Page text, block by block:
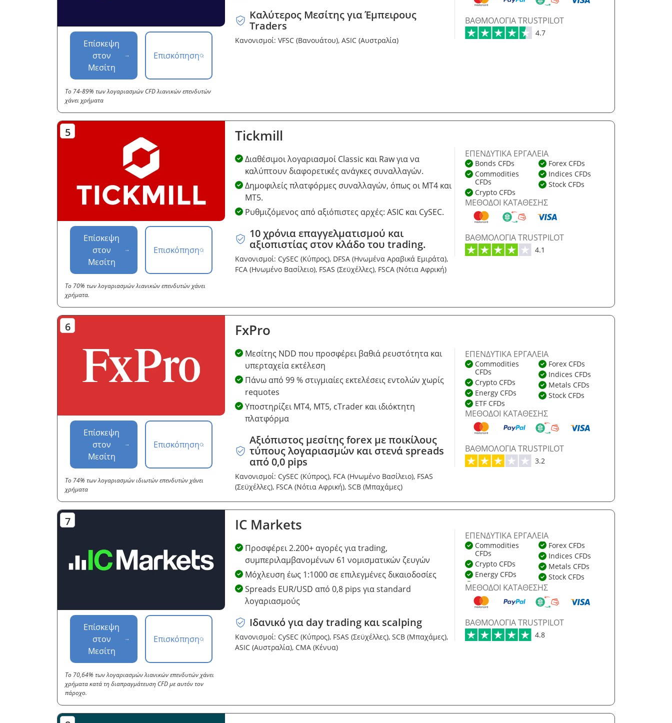
Επίσκεψη
στον
Μεσίτη
Επισκόπηση
Το 74-89% των λογαριασμών CFD λιανικών επενδυτών
χάνει χρήματα
Καλύτερος Μεσίτης για Έμπειρους
Traders
Κανονισμοί: VFSC (Βανουάτου), ASIC (Αυστραλία)
ΒΑΘΜΟΛΟΓΊΑ TRUSTPILOT
4.7
Επίσκεψη
στον
Μεσίτη
Επισκόπηση
Το 70% των λογαριασμών λιανικών επενδυτών χάνει
χρήματα.
Tickmill
Διαθέσιμοι λογαριασμοί Classic και Raw για να
καλύπτουν διαφορετικές ανάγκες συναλλαγών.
Δημοφιλείς πλατφόρμες συναλλαγών, όπως οι MT4 και
MT5.
Ρυθμιζόμενος από αξιόπιστες αρχές: ASIC και CySEC.
10 χρόνια επαγγελματισμού και
αξιοπιστίας στον κλάδο του trading.
Κανονισμοί: CySEC (Κύπρος), DFSA (Ηνωμένα Αραβικά Εμιράτα),
FCA (Ηνωμένο Βασίλειο), FSAS (Σεϋχέλλες), FSCA (Νότια Αφρική)
ΕΠΕΝΔΥΤΙΚΆ ΕΡΓΑΛΕΊΑ
Bonds CFDs
Commodities
CFDs
Crypto CFDs
Forex CFDs
Indices CFDs
Stock CFDs
ΜΈΘΟΔΟΙ ΚΑΤΆΘΕΣΗΣ
ΒΑΘΜΟΛΟΓΊΑ TRUSTPILOT
4.1
Επίσκεψη
στον
Μεσίτη
Επισκόπηση
Το 74% των λογαριασμών ιδιωτών επενδυτών χάνει
χρήματα
FxPro
Μεσίτης NDD που προσφέρει βαθιά ρευστότητα και
υπερταχεία εκτέλεση
Πάνω από 99 % στιγμιαίες εκτελέσεις εντολών χωρίς
requotes
Υποστηρίζει MT4, MT5, cTrader και ιδιόκτητη
πλατφόρμα
Αξιόπιστος μεσίτης forex με ποικίλους
τύπους λογαριασμών και στενά spreads
από 0,0 pips
Κανονισμοί: CySEC (Κύπρος), FCA (Ηνωμένο Βασίλειο), FSAS
(Σεϋχέλλες), FSCA (Νότια Αφρική), SCB (Μπαχάμες)
ΕΠΕΝΔΥΤΙΚΆ ΕΡΓΑΛΕΊΑ
Commodities
CFDs
Crypto CFDs
Energy CFDs
ETF CFDs
Forex CFDs
Indices CFDs
Metals CFDs
Stock CFDs
ΜΈΘΟΔΟΙ ΚΑΤΆΘΕΣΗΣ
ΒΑΘΜΟΛΟΓΊΑ TRUSTPILOT
3.2
Επίσκεψη
στον
Μεσίτη
Επισκόπηση
Το 70,64% των λογαριασμών λιανικών επενδυτών χάνει
χρήματα κατά τη διαπραγμάτευση CFD με αυτόν τον
πάροχο.
IC Markets
Προσφέρει 2.200+ αγορές για trading,
συμπεριλαμβανομένων 61 νομισματικών ζευγών
Μόχλευση έως 1:1000 σε επιλεγμένες δικαιοδοσίες
Spreads EUR/USD από 0,8 pips για standard
λογαριασμούς
Ιδανικό για day trading και scalping
Κανονισμοί: CySEC (Κύπρος), FSAS (Σεϋχέλλες), SCB (Μπαχάμες),
ASIC (Αυστραλία), CMA (Κένυα)
ΕΠΕΝΔΥΤΙΚΆ ΕΡΓΑΛΕΊΑ
Commodities
CFDs
Crypto CFDs
Energy CFDs
Forex CFDs
Indices CFDs
Metals CFDs
Stock CFDs
ΜΈΘΟΔΟΙ ΚΑΤΆΘΕΣΗΣ
ΒΑΘΜΟΛΟΓΊΑ TRUSTPILOT
4.8